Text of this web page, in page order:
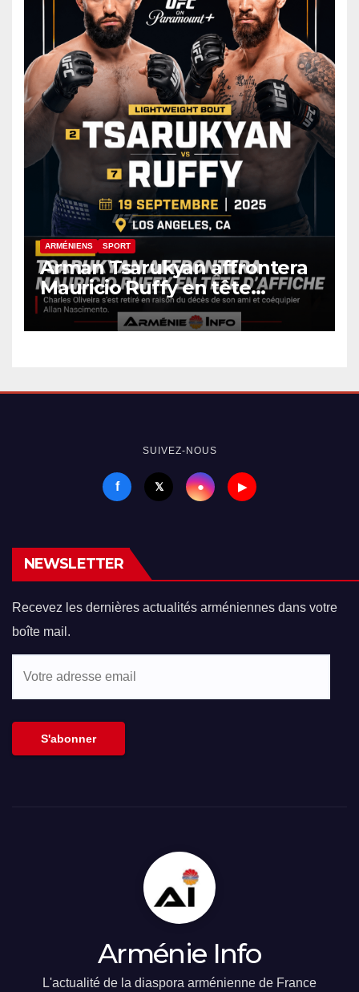
ARMÉNIENS SPORT
Arman Tsarukyan affrontera
Mauricio Ruffy en tête
d’affiche de l’UFC 331
SUIVEZ-NOUS
f 𝕏 ● ▶
NEWSLETTER
Recevez les dernières actualités arméniennes dans votre
boîte mail.
S'abonner
Arménie Info
L'actualité de la diaspora arménienne de France